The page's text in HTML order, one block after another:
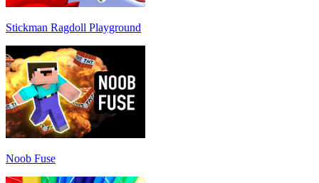
Stickman Ragdoll Playground
Noob Fuse